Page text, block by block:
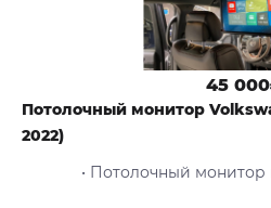
45
Потолочный монитор
2022)
• Потолочный монитор